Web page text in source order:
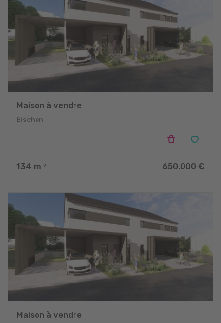
Maison à vendre
Eischen
134 m 2 650.000 €
Maison à vendre